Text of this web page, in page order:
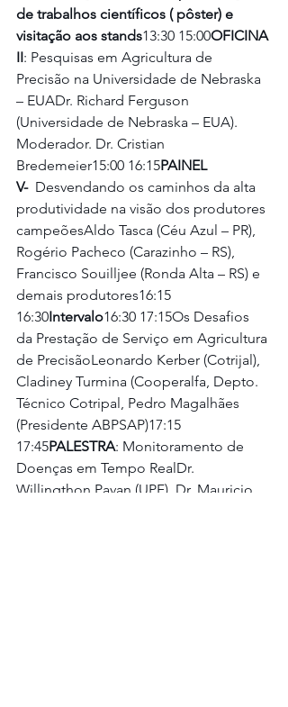
de trabalhos científicos ( pôster) e
visitação aos stands13:30 15:00OFICINA
II: Pesquisas em Agricultura de
Precisão na Universidade de Nebraska
– EUADr. Richard Ferguson
(Universidade de Nebraska – EUA).
Moderador. Dr. Cristian
Bredemeier15:00 16:15PAINEL
V- Desvendando os caminhos da alta
produtividade na visão dos produtores
campeõesAldo Tasca (Céu Azul – PR),
Rogério Pacheco (Carazinho – RS),
Francisco Souilljee (Ronda Alta – RS) e
demais produtores16:15
16:30Intervalo16:30 17:15Os Desafios
da Prestação de Serviço em Agricultura
de PrecisãoLeonardo Kerber (Cotrijal),
Cladiney Turmina (Cooperalfa, Depto.
Técnico Cotripal, Pedro Magalhães
(Presidente ABPSAP)17:15
17:45PALESTRA: Monitoramento de
Doenças em Tempo RealDr.
Willingthon Pavan (UPF), Dr. Mauricio